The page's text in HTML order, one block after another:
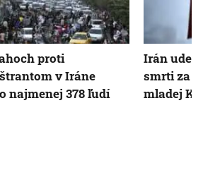
proti
v Iráne
najmenej 378 ľudí
Irán
smrti za
mladej